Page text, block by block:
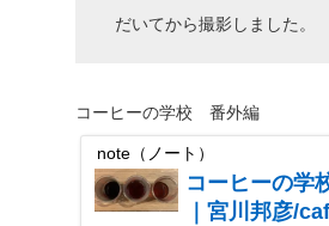
だいてから撮影しました。
コーヒーの学校 番外編
note（ノート）
コーヒーの
｜宮川邦彦/